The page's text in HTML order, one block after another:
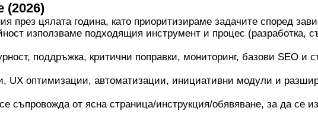
(2026)
през цялата година, като приоритизираме задачите според
използваме подходящия инструмент и процес (разработка,
поддръжка, критични поправки, мониторинг, базови SEO и
UX оптимизации, автоматизации, инициативни модули и
съпровожда от ясна страница/инструкция/обявяване, за да се